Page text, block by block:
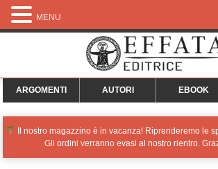
ARGOMENTI AUTORI EBOOK
Il nostro magazzino è in vacanza! Riprenderemo le
Gli ordini verranno evasi al nostro rientro.
MENU